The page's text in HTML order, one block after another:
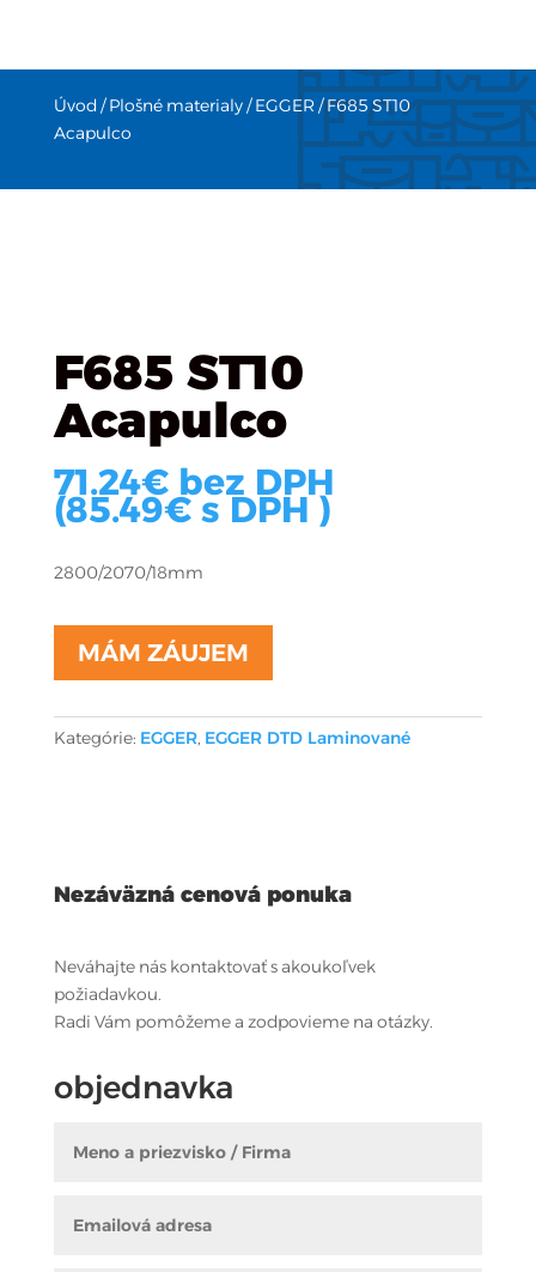
Úvod/Plošné materialy/EGGER / F685 ST10
Acapulco
F685 ST10
Acapulco
71.24€ bez DPH
(85.49€s DPH )
2800/2070/18mm
MÁM ZÁUJEM
Kategórie: EGGER, EGGER DTD Laminované
Nezáväzná cenová ponuka
Neváhajte nás kontaktovať s akoukoľvek
požiadavkou.
Radi Vám pomôžeme a zodpovieme na otázky.
objednavka